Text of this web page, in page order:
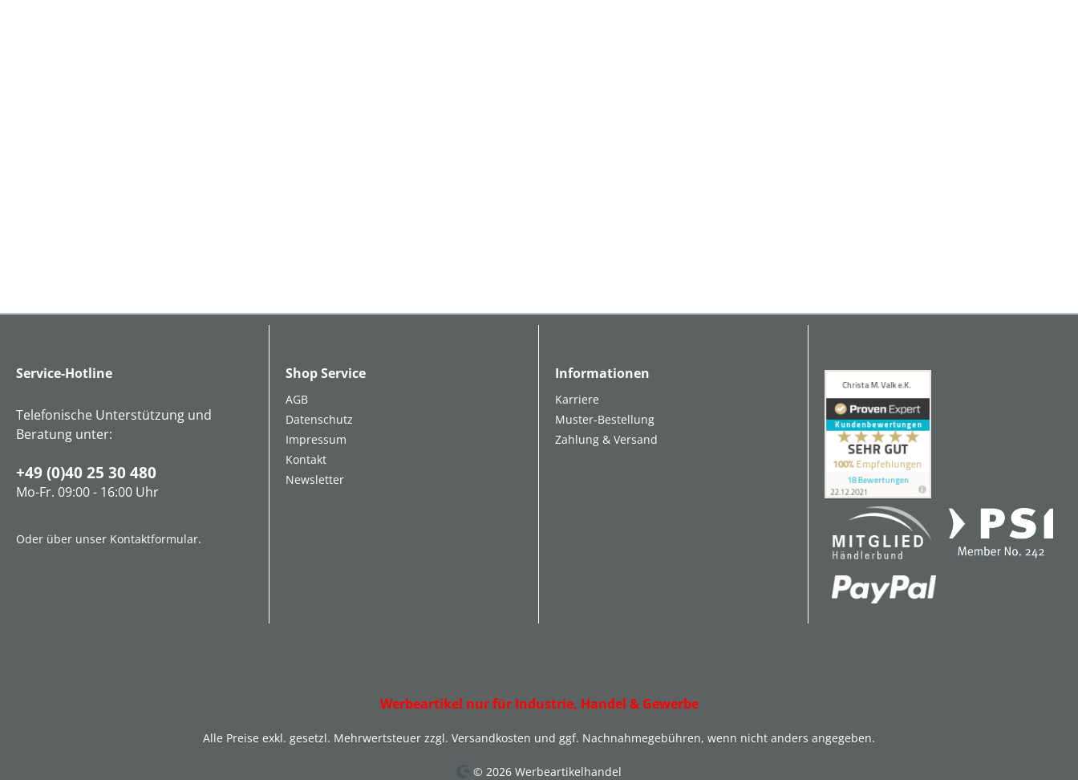
Service-Hotline
Telefonische Unterstützung und
Beratung unter:
+49 (0)40 25 30 480
Mo-Fr. 09:00 - 16:00 Uhr
Oder über unser Kontaktformular.
Shop Service
AGB
Datenschutz
Impressum
Kontakt
Newsletter
Informationen
Karriere
Muster-Bestellung
Zahlung & Versand
Werbeartikel nur für Industrie, Handel & Gewerbe
Alle Preise exkl. gesetzl. Mehrwertsteuer zzgl. Versandkosten und ggf. Nachnahmegebühren, wenn nicht anders angegeben.
© 2026 Werbeartikelhandel